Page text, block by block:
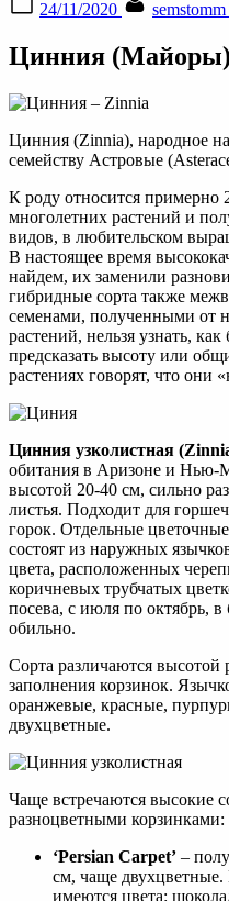
on
24/11/2020 semstomm
Цинния (Майоры)
Цинния (Zinnia), народное
семейству Астровые
К роду относится примерно
многолетних растений и
видов, в любительском
В настоящее время
найдем, их заменили
гибридные сорта также
семенами, полученными от
растений, нельзя узнать,
предсказать высоту или
растениях говорят, что они
Цинния узколистная
обитания в Аризоне и
высотой 20-40 см, сильно
листья. Подходит для
горок. Отдельные
состоят из наружных
цвета, расположенных
коричневых трубчатых
посева, с июля по октябрь,
обильно.
Сорта различаются высотой
заполнения корзинок.
оранжевые, красные,
двухцветные.
Чаще встречаются высокие
разноцветными корзинками:
‘Persian Carpet’ –
см, чаще
имеются цвета: